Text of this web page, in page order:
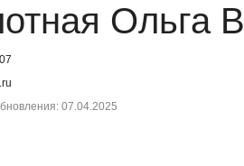
Ольга
07.04.2025